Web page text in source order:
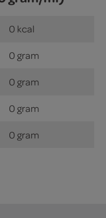
0 kcal
0 gram
0 gram
0 gram
0 gram